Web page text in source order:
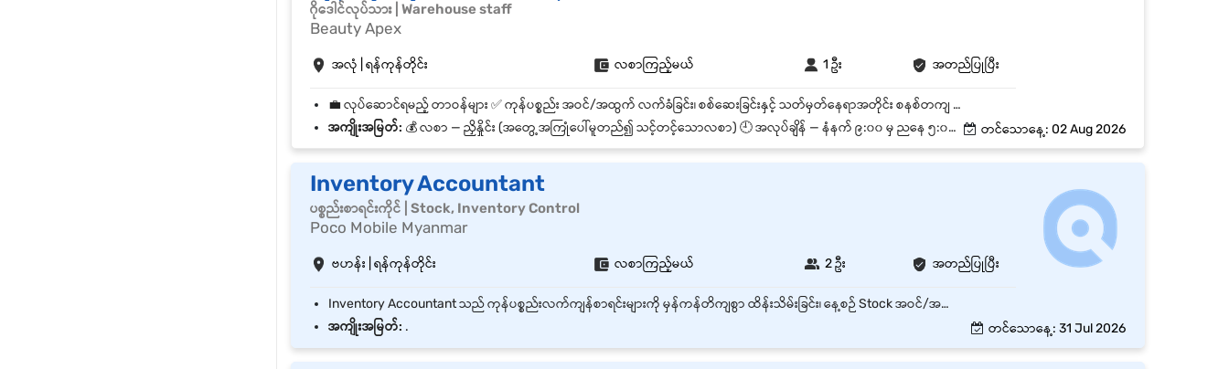
ဂိုဒေါင်လုပ်သား | Warehouse staff
Beauty Apex
အလုံ | ရန်ကုန်တိုင်း လစာကြည့်မယ် 1 ဦး အတည်ပြုပြီး
💼 လုပ်ဆောင်ရမည့် တာဝန်များ ✅ ကုန်ပစ္စည်း အဝင်/အထွက် လက်ခံခြင်း၊ စစ်ဆေးခြင်းနှင့် သတ်မှတ်နေရာအတိုင်း စနစ်တကျ သိမ်းဆည်းရန် ✅ Order များအတွက် ကုန်ပစ္စည်းများကို တိကျစွာ ထုတ်ယူ (picking)၊ ထုပ်ပိုး (packing) ပြီး အချိန်မီ ပေးပို့နိုင်ရန် ပြင်ဆင်ရန် ✅ Stock အဝင်အထွက်များကို ကုမ္ပဏီ၏ system ထဲတွင် နေ့စဉ် မှန်ကန်စွာ မှတ်တမ်းတင်ရန် ✅ လစဉ်/အပတ်စဉ် stock အရေအတွက် လက်တွေ့စစ်ဆေးခြင်း (stock count) တွင် ပါဝင်ဆောင်ရွက်ပြီး ကွာဟချက်ရှိပါက ချက်ချင်းတင်ပြရန် ✅ သက်တမ်း (expiry date) နှင့် batch များကို စောင့်ကြည့်ပြီး First-Expired-First-Out (FEFO) စနစ်ဖြင့် ထုတ်ယူရန် ✅ ကုန်လှောင်ရုံအတွင်း သန့်ရှင်းရေး၊ စနစ်တကျစီစီရီရီရှိရေးနှင့် ပစ္စည်းမပျက်စီးအောင် ထိန်းသိမ်းရေး ဆောင်ရွက်ရန် ✅ ကုန်ပို့ဆောင်ရေးအဖွဲ့ (delivery/gate) များနှင့် ကုန်လွှဲပြောင်းရာတွင် စာရင်းတိုက်ဆိုင်စစ်ဆေးရန် ✅ အထက်လူကြီးမှ ပေးအပ်သော အခြားတာဝန်များ ဆောင်ရွက်ရန်
အကျိုးအမြတ်: 💰 လစာ — ညှိနှိုင်း (အတွေ့အကြုံပေါ်မူတည်၍ သင့်တင့်သောလစာ) 🕘 အလုပ်ချိန် — နံနက် ၉:၀၀ မှ ညနေ ၅:၀၀ 📅 နားရက် — တနင်္ဂနွေ + အစိုးရရုံးပိတ်ရက် တင်သောနေ့: 02 Aug 2026
Inventory Accountant
ပစ္စည်းစာရင်းကိုင် | Stock, Inventory Control
Poco Mobile Myanmar
ဗဟန်း | ရန်ကုန်တိုင်း လစာကြည့်မယ် 2 ဦး အတည်ပြုပြီး
Inventory Accountant သည် ကုန်ပစ္စည်းလက်ကျန်စာရင်းများကို မှန်ကန်တိကျစွာ ထိန်းသိမ်းခြင်း၊ နေ့စဉ် Stock အဝင်/အထွက်များကို စောင့်ကြည့်စစ်ဆေးခြင်း၊ လက်တွေ့ကုန်ပစ္စည်းလက်ကျန်နှင့် Inventory Management System အတွင်းရှိ စာရင်းများကို ကိုက်ညီမှုရှိစေရန် စစ်ဆေးညှိနှိုင်းခြင်းနှင့် Finance Department အတွက် Inventory Report များနှင့် Sales Report များကို အချိန်မီ ပြုစုတင်ပြရန် တာဝန်ယူရပါသည်။ ထို့အပြင် Inventory စာရင်းများ၊ IMEI Records များကို မှန်ကန်စွာ ထိန်းသိမ်းပြီး Warehouse၊ Sales နှင့် Finance ဌာနများနှင့် ထိရောက်စွာ ပူးပေါင်းဆောင်ရွက်ရမည်။ အဓိကတာဝန်များ (Key Responsibilities) နေ့စဉ် Stock အဝင်/အထွက် (Stock In / Stock Out) စာရင်းများကို မှန်ကန်တိကျစွာ မှတ်တမ်းတင်ခြင်း။ နေ့စဉ် IMEI Records များကို မှန်ကန်စွာ ထိန်းသိမ်း၍ Inventory Tracking ကို တိကျစေရန် ဆောင်ရွက်ခြင်း။ နေ့စဉ် Physical Stock Count ပြုလုပ်၍ Inventory Management System နှင့် လက်ကျန်စာရင်းများကို တိုက်ဆိုင်စစ်ဆေးခြင်း။ Inventory ကွာဟချက်များ၊ ပျောက်ဆုံးမှုများ သို့မဟုတ် မကိုက်ညီမှုများကို စုံစမ်းစစ်ဆေးပြီး Finance Department နှင့် သက်ဆိုင်ရာ Supervisor ထံ အစီရင်ခံတင်ပြခြင်း။ နေ့စဉ် Inventory Reconciliation Report များကို Finance Department သို့ အချိန်မီ တင်ပြခြင်း။ Daily Sales Order များကို မှန်ကန်တိကျစွာ ပြင်ဆင်ထုတ်ပေးခြင်း။ နေ့စဉ် Sales Report များကို Management နှင့် Finance Department သို့ တင်ပြခြင်း။ Inventory လှုပ်ရှားမှုများကို စောင့်ကြည့်စစ်ဆေးပြီး Stock Transactions အားလုံးအတွက် လိုအပ်သော အထောက်အထားစာရွက်စာတမ်းများ ပြည့်စုံစွာ ရှိစေရန် ဆောင်ရွက်ခြင်း။ Warehouse၊ Sales နှင့် Finance Department များနှင့် ပူးပေါင်းဆောင်ရွက်၍ Inventory Accuracy နှင့် လုပ်ငန်းစဉ်များ ချောမွေ့စေရန် ဆောင်ရွက်ခြင်း။ Inventory Records နှင့် သက်ဆိုင်ရာ စာရွက်စာတမ်းများကို Audit နှင့် Compliance အတွက် စနစ်တကျ ထိန်းသိမ်းထားရှိခြင်း။ လစဉ်နှင့် နှစ်ကုန် Inventory Closing လုပ်ငန်းစဉ်များတွင် ကူညီဆောင်ရွက်ခြင်း။ Periodic Stock Count များနှင့် Inventory Audit များတွင် ပါဝင်ကူညီခြင်း။ Management မှ တာဝန်ပေးအပ်သော Inventory နှင့် Accounting ဆိုင်ရာ အခြားလုပ်ငန်းတာဝန်များကို ဆောင်ရွက်ခြင်း။
အကျိုးအမြတ်: . တင်သောနေ့: 31 Jul 2026